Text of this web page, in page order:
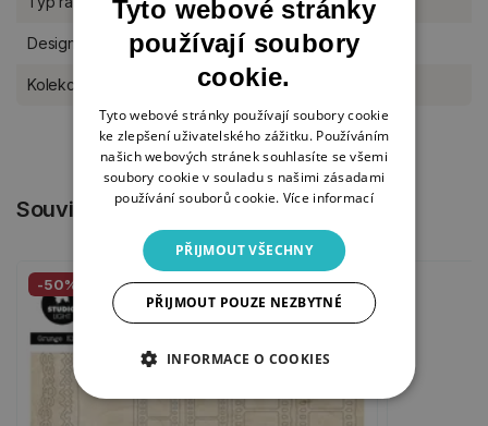
Designér Studio Light
Kolekce Studio Light
Související produkty
-50%
Tyto webové stránky
používají soubory
cookie.
Tyto webové stránky používají soubory cookie
ke zlepšení uživatelského zážitku. Používáním
našich webových stránek souhlasíte se všemi
soubory cookie v souladu s našimi zásadami
používání souborů cookie. Více informací
PŘIJMOUT VŠECHNY
PŘIJMOUT POUZE NEZBYTNÉ
INFORMACE O COOKIES